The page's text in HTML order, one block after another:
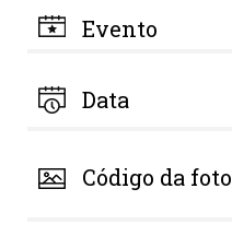
Evento
Data
Código da foto